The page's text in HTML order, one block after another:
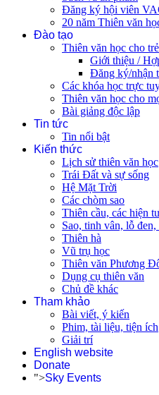
Đăng ký hội viên
20 năm Thiên văn
Đào tạo
Thiên văn học cho
Giới thiệu /
Đăng ký/nhận
Các khóa học trực
Thiên văn học cho
Bài giảng độc lập
Tin tức
Tin nổi bật
Kiến thức
Lịch sử thiên văn học
Trái Đất và sự sống
Hệ Mặt Trời
Các chòm sao
Thiên cầu, các hiện
Sao, tinh vân, lỗ đen,
Thiên hà
Vũ trụ học
Thiên văn Phương
Dụng cụ thiên văn
Chủ đề khác
Tham khảo
Bài viết, ý kiến
Phim, tài liệu, tiện ích
Giải trí
English website
Donate
">Sky Events